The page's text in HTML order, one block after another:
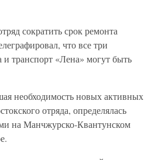
сократить срок ремонта
что все три
и транспорт «Лена» могут быть
необходимость новых активных
отряда, определялась
на Манчжурско-Квантунском